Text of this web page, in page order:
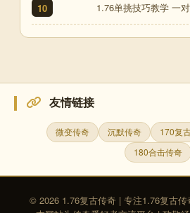
10 1.76单挑技巧教学 一
友情链接
微变传奇 沉默传奇 170复
180合击传奇
© 2026 1.76复古传奇 | 专注1.76复古传